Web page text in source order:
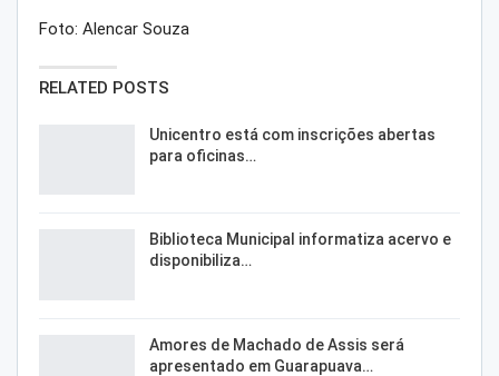
Foto: Alencar Souza
RELATED POSTS
Unicentro está com inscrições abertas
para oficinas…
Biblioteca Municipal informatiza acervo e
disponibiliza…
Amores de Machado de Assis será
apresentado em Guarapuava…